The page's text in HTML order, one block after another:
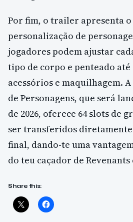
Por fim, o trailer apresenta
personalização de
jogadores podem ajustar
tipo de corpo e penteado até
acessórios e maquilhagem.
de Personagens, que será
de 2026, oferece 64 slots de
ser transferidos
final, dando-te uma
do teu caçador de
Share this: